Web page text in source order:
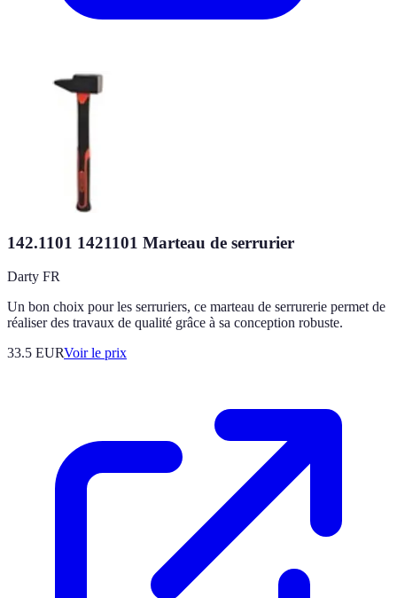
142.1101 1421101 Marteau de serrurier
Darty FR
Un bon choix pour les serruriers, ce marteau de serrurerie permet de
réaliser des travaux de qualité grâce à sa conception robuste.
33.5 EURVoir le prix